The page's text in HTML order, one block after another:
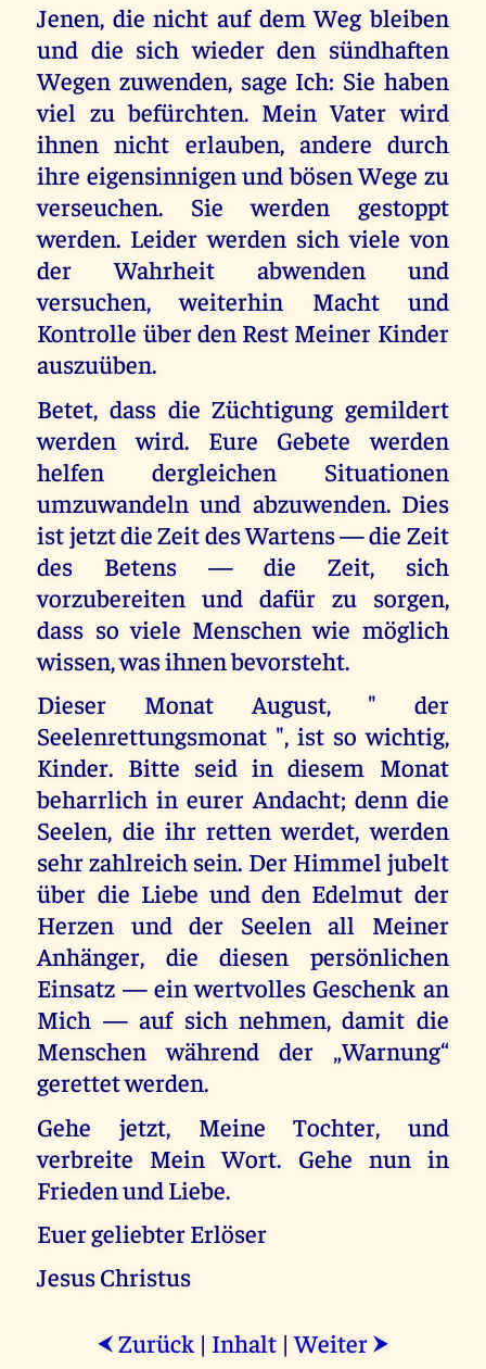
Jenen, die nicht auf dem Weg bleiben
und die sich wieder den sündhaften
Wegen zuwenden, sage Ich: Sie haben
viel zu befürchten. Mein Vater wird
ihnen nicht erlauben, andere durch
ihre eigensinnigen und bösen Wege zu
verseuchen. Sie werden gestoppt
werden. Leider werden sich viele von
der Wahrheit abwenden und
versuchen, weiterhin Macht und
Kontrolle über den Rest Meiner Kinder
auszuüben.
Betet, dass die Züchtigung gemildert
werden wird. Eure Gebete werden
helfen dergleichen Situationen
umzuwandeln und abzuwenden. Dies
ist jetzt die Zeit des Wartens — die Zeit
des Betens — die Zeit, sich
vorzubereiten und dafür zu sorgen,
dass so viele Menschen wie möglich
wissen, was ihnen bevorsteht.
Dieser Monat August, " der
Seelenrettungsmonat ", ist so wichtig,
Kinder. Bitte seid in diesem Monat
beharrlich in eurer Andacht; denn die
Seelen, die ihr retten werdet, werden
sehr zahlreich sein. Der Himmel jubelt
über die Liebe und den Edelmut der
Herzen und der Seelen all Meiner
Anhänger, die diesen persönlichen
Einsatz — ein wertvolles Geschenk an
Mich — auf sich nehmen, damit die
Menschen während der „Warnung“
gerettet werden.
Gehe jetzt, Meine Tochter, und
verbreite Mein Wort. Gehe nun in
Frieden und Liebe.
Euer geliebter Erlöser
Jesus Christus
⮜ Zurück | Inhalt |Weiter ⮞